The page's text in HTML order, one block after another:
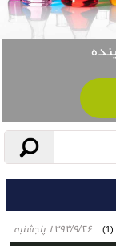
۱۳۹۴/۹/۲۶ پنجشنبه (
1
)